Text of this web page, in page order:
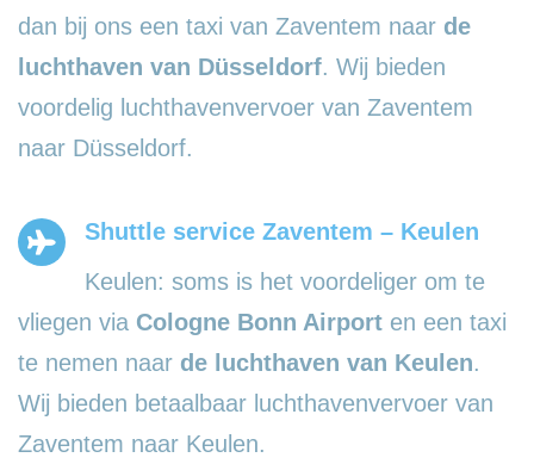
dan bij ons een taxi van Zaventem naar de
luchthaven van Düsseldorf. Wij bieden
voordelig luchthavenvervoer van Zaventem
naar Düsseldorf.
Shuttle service Zaventem – Keulen
Keulen: soms is het voordeliger om te
vliegen via Cologne Bonn Airport en een taxi
te nemen naar de luchthaven van Keulen.
Wij bieden betaalbaar luchthavenvervoer van
Zaventem naar Keulen.